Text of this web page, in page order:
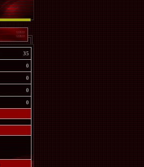
35
0
0
0
0